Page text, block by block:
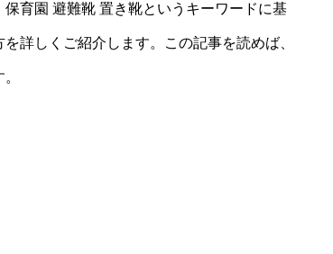
育園 避難靴 置き靴というキーワードに基
詳しくご紹介します。この記事を読めば、